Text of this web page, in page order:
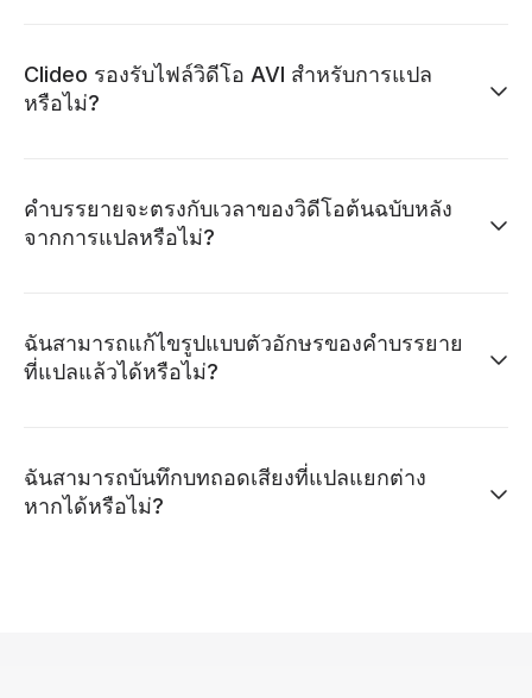
Clideo รองรับไฟล์วิดีโอ AVI สำหรับการแปล
หรือไม่?
คำบรรยายจะตรงกับเวลาของวิดีโอต้นฉบับหลัง
จากการแปลหรือไม่?
ฉันสามารถแก้ไขรูปแบบตัวอักษรของคำบรรยาย
ที่แปลแล้วได้หรือไม่?
ฉันสามารถบันทึกบทถอดเสียงที่แปลแยกต่าง
หากได้หรือไม่?